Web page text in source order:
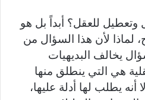
للعقل؟ أبداً بل هو
لماذا لأن هذا السؤال من
يخالف البديهيات
هي التي ينطلق منها
أنه يطلب لها أدلة عليها،